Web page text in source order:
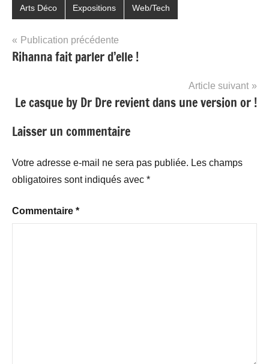
Arts Déco Expositions Web/Tech
Navigation
de
Publication précédente
Rihanna fait parler d’elle !
Article suivant
Le casque by Dr Dre revient dans une version or !
Laisser un commentaire
Votre adresse e-mail ne sera pas publiée. Les champs
obligatoires sont indiqués avec *
Commentaire *